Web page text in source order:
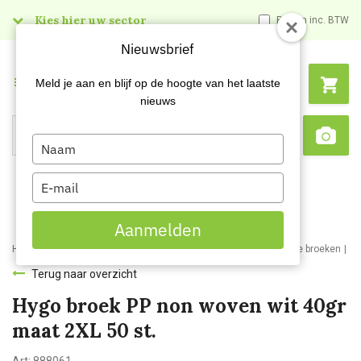
Kies hier uw sector Prijzen inc. BTW
Search
Menu
Home Webshop Werkkleding Disposable kleding Disposable broeken
Terug naar overzicht
Hygo broek PP non woven wit 40gr
maat 2XL 50 st.
Nieuwsbrief
Meld je aan en blijf op de hoogte van het laatste
nieuws
Type
your
name
Type
your
email
Aanmelden